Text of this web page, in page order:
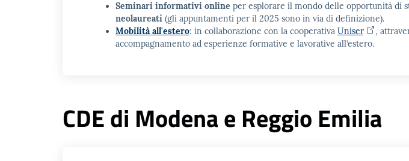
Seminari informativi online per esplorare il mondo delle opportunità di
neolaureati (gli appuntamenti per il 2025 sono in via di definizione).
Mobilità all'estero: in collaborazione con la cooperativa Uniser ,
accompagnamento ad esperienze formative e lavorative all’estero.
CDE di Modena e Reggio Emilia